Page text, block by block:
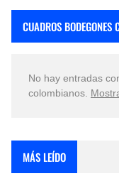
CUADROS BODEGONES
No hay entradas
colombianos
MÁS LEÍDO